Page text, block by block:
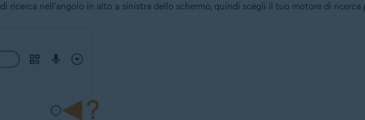
ricerca nell'angolo in alto a sinistra dello schermo, quindi scegli il tuo motore di ricerca